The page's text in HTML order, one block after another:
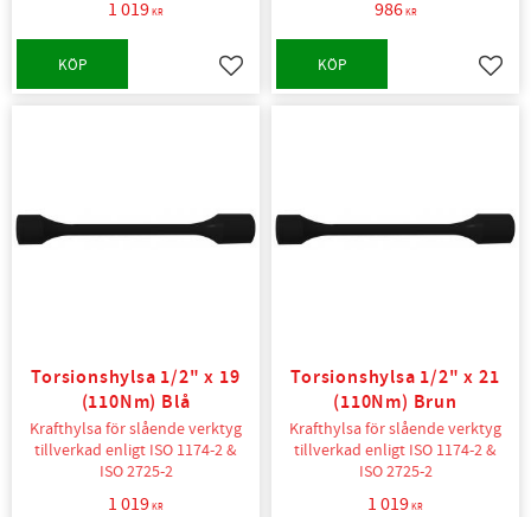
1 019KR
Lägg till i favoriter
KÖP
986KR
KÖP
Torsionshylsa 1/2" x 19
(110Nm) Blå
Krafthylsa för slående verktyg
tillverkad enligt ISO 1174-2 &
ISO 2725-2
1 019KR
Torsionshylsa 1/2" x 21
(110Nm) Brun
Krafthylsa för slående verktyg
tillverkad enligt ISO 1174-2 &
ISO 2725-2
1 019KR